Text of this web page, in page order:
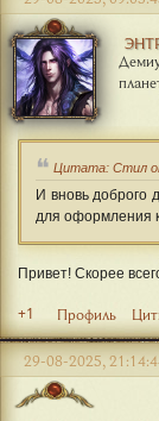
Цитата: Стил
И вновь доброго
для оформления
Привет! Скорее
+1 Профиль
29-08-2025,